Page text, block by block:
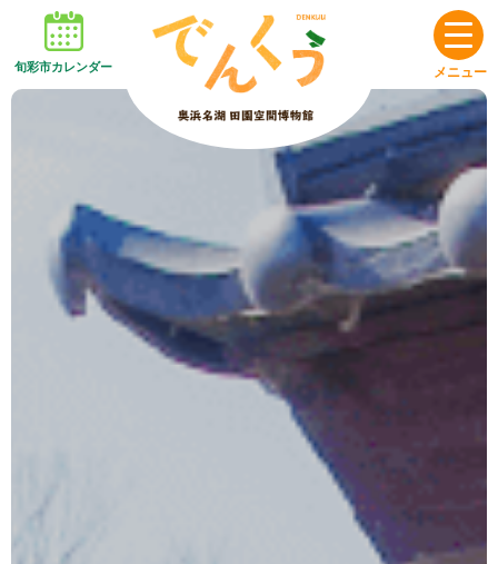
旬彩市カレンダー